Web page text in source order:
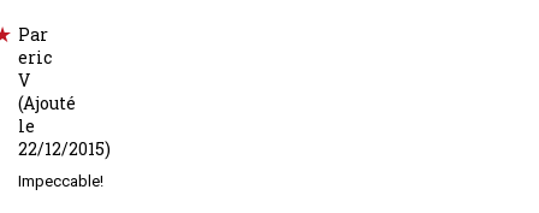
Par
eric
V
(Ajouté
le
22/12/2015)
Impeccable!